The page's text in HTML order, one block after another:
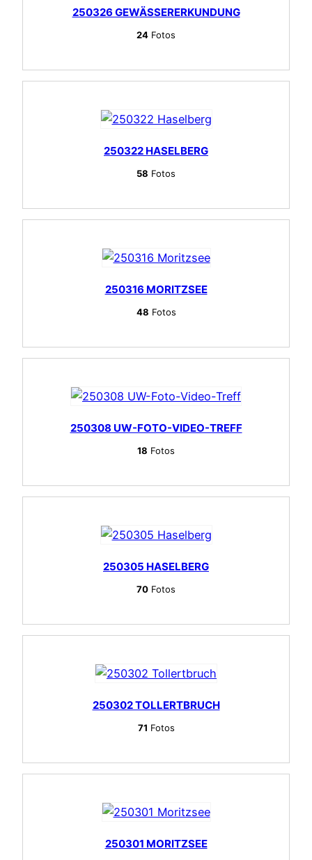
250326 GEWÄSSERERKUNDUNG
24 Fotos
250322 HASELBERG
58 Fotos
250316 MORITZSEE
48 Fotos
250308 UW-FOTO-VIDEO-TREFF
18 Fotos
250305 HASELBERG
70 Fotos
250302 TOLLERTBRUCH
71 Fotos
250301 MORITZSEE